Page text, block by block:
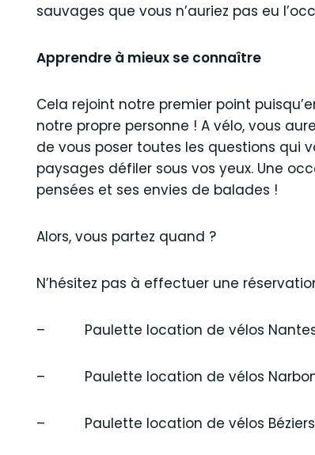
sauvages que vous n’auriez pas eu
Apprendre à mieux se connaître
Cela rejoint notre premier point
notre propre personne ! A vélo, vous
de vous poser toutes les questions qui
paysages défiler sous vos yeux. Une
pensées et ses envies de balades !
Alors, vous partez quand ?
N’hésitez pas à effectuer une
– Paulette location de vélos Nantes
– Paulette location de vélos
– Paulette location de vélos Béziers